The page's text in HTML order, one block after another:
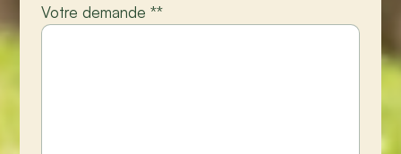
Votre demande **